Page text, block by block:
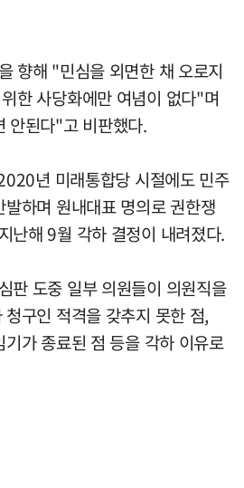
향해 "민심을 외면한 채 오로지
한 사당화에만 여념이 없다"며
안된다"고 비판했다.
년 미래통합당 시절에도 민주
하며 원내대표 명의로 권한쟁
난해 9월 각하 결정이 내려졌다.
판 도중 일부 의원들이 의원직을
구인 적격을 갖추지 못한 점,
가 종료된 점 등을 각하 이유로